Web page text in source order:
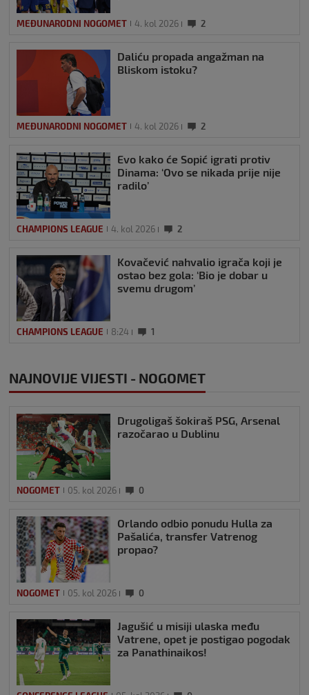
MEĐUNARODNI NOGOMET 4. kol 2026 2
Daliću propada angažman na
Bliskom istoku?
MEĐUNARODNI NOGOMET 4. kol 2026 2
Evo kako će Sopić igrati protiv
Dinama: ‘Ovo se nikada prije nije
radilo’
CHAMPIONS LEAGUE 4. kol 2026 2
Kovačević nahvalio igrača koji je
ostao bez gola: ‘Bio je dobar u
svemu drugom’
CHAMPIONS LEAGUE 8:24 1
NAJNOVIJE VIJESTI - NOGOMET
Drugoligaš šokiraš PSG, Arsenal
razočarao u Dublinu
NOGOMET 05. kol 2026 0
Orlando odbio ponudu Hulla za
Pašalića, transfer Vatrenog
propao?
NOGOMET 05. kol 2026 0
Jagušić u misiji ulaska među
Vatrene, opet je postigao pogodak
za Panathinaikos!